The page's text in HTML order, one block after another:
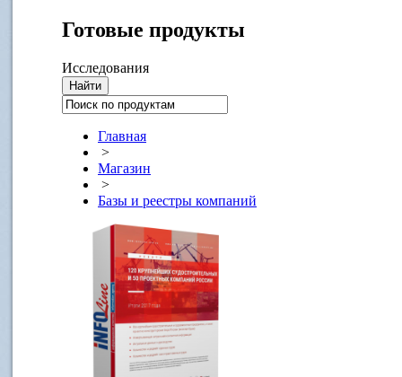
Готовые продукты
Исследования
Главная
>
Магазин
>
Базы и реестры компаний